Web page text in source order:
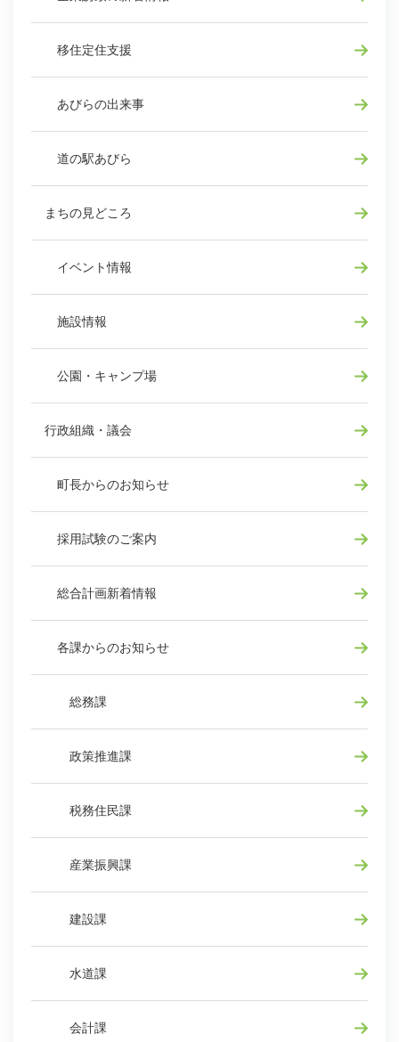
移住定住支援
あびらの出来事
道の駅あびら
まちの見どころ
イベント情報
施設情報
公園・キャンプ場
行政組織・議会
町長からのお知らせ
採用試験のご案内
総合計画新着情報
各課からのお知らせ
総務課
政策推進課
税務住民課
産業振興課
建設課
水道課
会計課